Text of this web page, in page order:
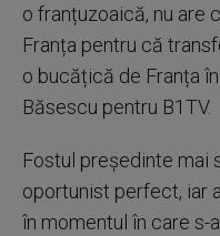
o franțuzoaică, nu are
Franța pentru că
o bucățică de Franța
Băsescu pentru B1TV.
Fostul președinte mai
oportunist perfect, iar
în momentul în care s-